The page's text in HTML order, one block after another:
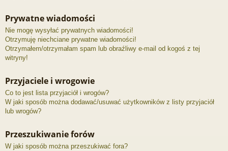
Prywatne wiadomości
Nie mogę wysyłać prywatnych wiadomości!
Otrzymuję niechciane prywatne wiadomości!
Otrzymałem/otrzymałam spam lub obraźliwy e-mail od kogoś z tej
witryny!
Przyjaciele i wrogowie
Co to jest lista przyjaciół i wrogów?
W jaki sposób można dodawać/usuwać użytkowników z listy przyjaciół
lub wrogów?
Przeszukiwanie forów
W jaki sposób można przeszukiwać fora?